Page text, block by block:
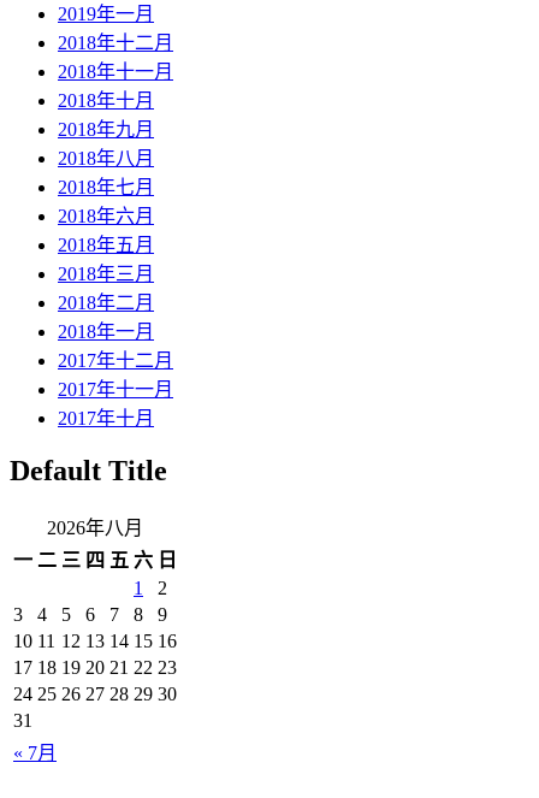
2019年一月
2018年十二月
2018年十一月
2018年十月
2018年九月
2018年八月
2018年七月
2018年六月
2018年五月
2018年三月
2018年二月
2018年一月
2017年十二月
2017年十一月
2017年十月
Default Title
2026年八月
一 二 三 四 五 六 日
« 7月
1
2
3
4 5 6 7 8
9
10 11 12 13 14 15 16
17 18 19 20 21 22 23
24 25 26 27 28 29 30
31